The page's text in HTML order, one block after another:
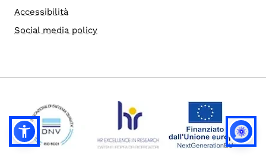
Accessibilità
Social media policy